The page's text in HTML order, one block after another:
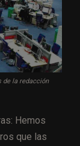
de la redacción
Hemos
que las